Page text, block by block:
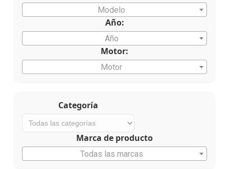
Modelo
Año:
Año
Motor:
Motor
Categoría
Marca de producto
Todas las marcas